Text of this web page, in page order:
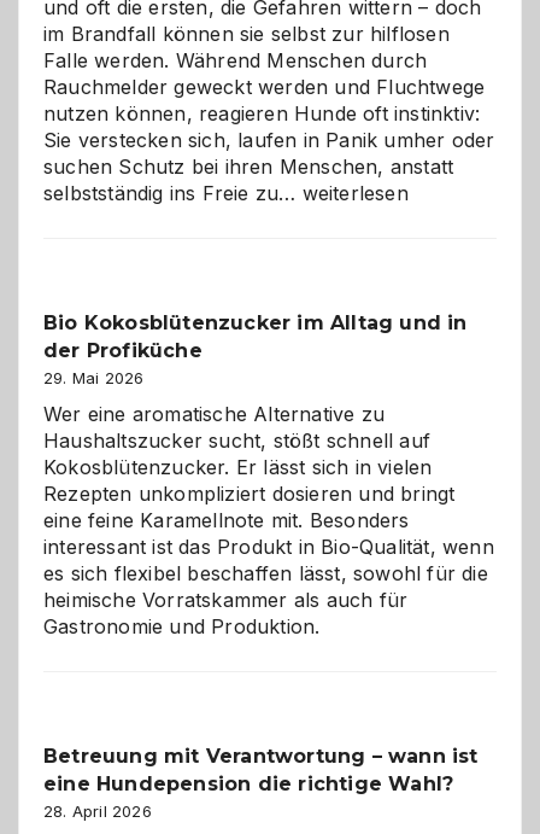
und oft die ersten, die Gefahren wittern – doch
im Brandfall können sie selbst zur hilflosen
Falle werden. Während Menschen durch
Rauchmelder geweckt werden und Fluchtwege
nutzen können, reagieren Hunde oft instinktiv:
Sie verstecken sich, laufen in Panik umher oder
suchen Schutz bei ihren Menschen, anstatt
selbstständig ins Freie zu… Wenn
Gefahr
für
Hunde
im
eigenen
Zuhause
weiterlesen
Bio Kokosblütenzucker im Alltag und in
der Profiküche
29. Mai 2026
Wer eine aromatische Alternative zu
Haushaltszucker sucht, stößt schnell auf
Kokosblütenzucker. Er lässt sich in vielen
Rezepten unkompliziert dosieren und bringt
eine feine Karamellnote mit. Besonders
interessant ist das Produkt in Bio-Qualität, wenn
es sich flexibel beschaffen lässt, sowohl für die
heimische Vorratskammer als auch für
Gastronomie und Produktion.
Betreuung mit Verantwortung – wann ist
eine Hundepension die richtige Wahl?
28. April 2026